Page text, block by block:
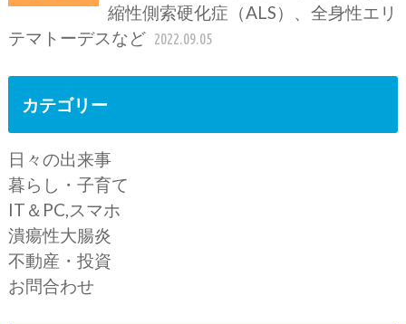
縮性側索硬化症（ALS）、全身性エリ
テマトーデスなど 2022.09.05
カテゴリー
日々の出来事
暮らし・子育て
IT＆PC,スマホ
潰瘍性大腸炎
不動産・投資
お問合わせ